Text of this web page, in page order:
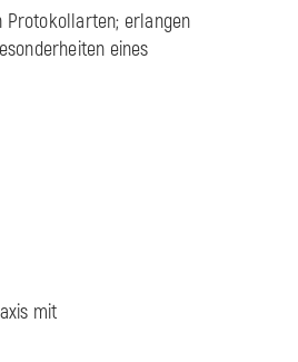
Protokollarten; erlangen
eines
mit